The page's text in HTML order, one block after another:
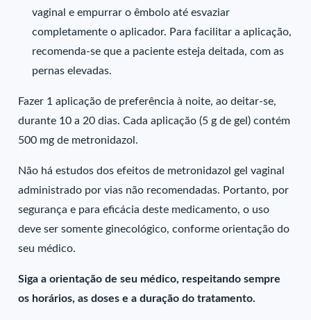
vaginal e empurrar o êmbolo até esvaziar
completamente o aplicador. Para facilitar a aplicação,
recomenda-se que a paciente esteja deitada, com as
pernas elevadas.
Fazer 1 aplicação de preferência à noite, ao deitar-se,
durante 10 a 20 dias. Cada aplicação (5 g de gel) contém
500 mg de metronidazol.
Não há estudos dos efeitos de metronidazol gel vaginal
administrado por vias não recomendadas. Portanto, por
segurança e para eficácia deste medicamento, o uso
deve ser somente ginecológico, conforme orientação do
seu médico.
Siga a orientação de seu médico, respeitando sempre
os horários, as doses e a duração do tratamento.